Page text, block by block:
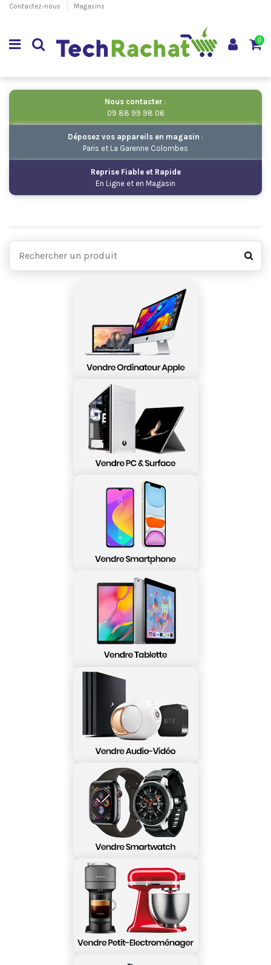
Contactez-nous Magasins
0
Nous contacter :
09 88 99 98 06
Déposez vos appareils en magasin :
Paris et La Garenne Colombes
Reprise Fiable et Rapide
En Ligne et en Magasin